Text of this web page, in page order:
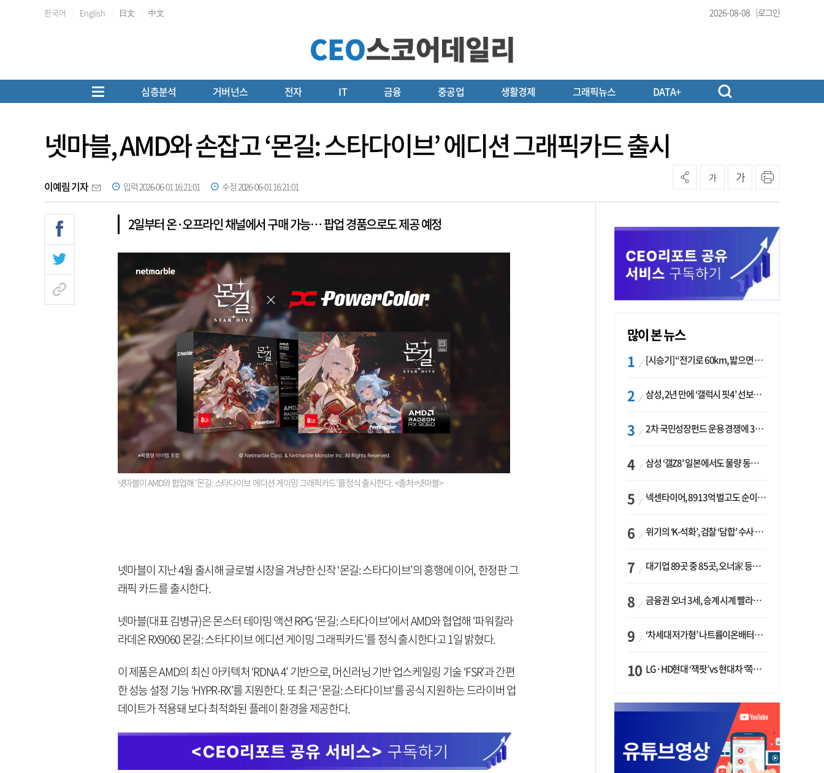
한국어 English 日文 中文 2026-08-08 로그인
심층분석 거버넌스 전자 IT 금융 중공업 생활경제 그래픽뉴스 DATA+
넷마블, AMD와 손잡고 ‘몬길: 스타다이브’ 에디션 그래픽카드 출시
이예림 기자 입력 2026-06-01 16:21:01 수정 2026-06-01 16:21:01
가 가
2일부터 온·오프라인 채널에서 구매 가능… 팝업 경품으로도 제공 예정
넷마블이 AMD와 협업해 ‘몬길: 스타다이브 에디션 게이밍 그래픽카드’를 정식 출시한다. <출처=넷마블>
넷마블이 지난 4월 출시해 글로벌 시장을 겨냥한 신작 ‘몬길: 스타다이브’의 흥행에 이어, 한정판 그
래픽 카드를 출시한다.
넷마블(대표 김병규)은 몬스터 테이밍 액션 RPG ‘몬길: 스타다이브’에서 AMD와 협업해 ‘파워칼라
라데온 RX9060 몬길: 스타다이브 에디션 게이밍 그래픽카드’를 정식 출시한다고 1일 밝혔다.
이 제품은 AMD의 최신 아키텍처 ‘RDNA 4’ 기반으로, 머신러닝 기반 업스케일링 기술 ‘FSR’과 간편
한 성능 설정 기능 ‘HYPR-RX’를 지원한다. 또 최근 ‘몬길: 스타다이브’를 공식 지원하는 드라이버 업
데이트가 적용돼 보다 최적화된 플레이 환경을 제공한다.
많이 본 뉴스
[시승기] “전기로 60km, 밟으면 462마력”…볼보 XC60 T8의 두 얼굴
삼성, 2년 만에 ‘갤럭시 핏4’ 선보이나…웨어러블 생태계 확장 ‘시동’
2차 국민성장펀드 운용 경쟁에 33개사 몰렸다…신한·하나 등 새 얼굴 대거 합류
삼성 ‘갤Z8’ 일본에서도 물량 동났다…애플 참전 앞두고 선두 수성 ‘시험대’
넥센타이어, 8913억 벌고도 순이익 2억…유럽 세부담에 이익 증발
위기의 ‘K-석화’, 검찰 ‘담합’ 수사 착수…“LG·한화·롯데 등 7개 업체, 8개 제품 가격 담합”
대기업 89곳 중 85곳, 오너家 등기임원 겸직…BS 46곳·SM 45곳 ‘족벌경영’ 고착화
금융권 오너 3세, 승계 시계 빨라지나…한국투자 ‘속도’·미래에셋·메리츠는 ‘거리두기’
‘차세대 저가형’ 나트륨이온배터리 시대 오나…LG화학·에코프로, 상용화 속도낸다
LG·HD현대 ‘잭팟’ vs 현대차 ‘쪽박’…글로벌 사모펀드, 韓 대기업 투자 ‘희비’